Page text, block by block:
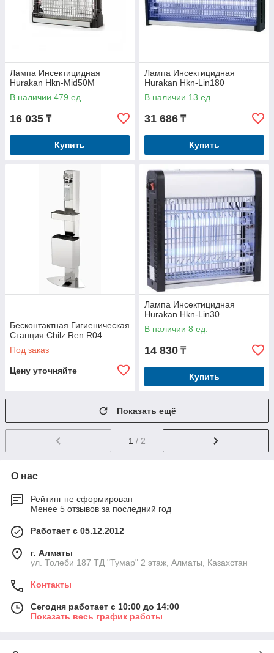
Лампа Инсектицидная
Hurakan Hkn-Mid50M
В наличии 479 ед.
16 035 ₸
Купить
Лампа Инсектицидная
Hurakan Hkn-Lin180
В наличии 13 ед.
31 686 ₸
Купить
Бесконтактная Гигиеническая
Станция Chilz Ren R04
Под заказ
Цену уточняйте
Лампа Инсектицидная
Hurakan Hkn-Lin30
В наличии 8 ед.
14 830 ₸
Купить
Показать ещё
1 / 2
О нас
Рейтинг не сформирован
Менее 5 отзывов за последний год
Работает с 05.12.2012
г. Алматы
ул. Толеби 187 ТД "Тумар" 2 этаж, Алматы, Казахстан
Контакты
Сегодня работает с 10:00 до 14:00
Показать весь график работы